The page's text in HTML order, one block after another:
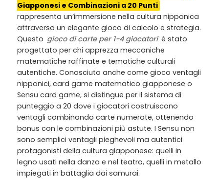
Giapponesi e Combinazioni a 20 Punti
rappresenta un’immersione nella cultura nipponica
attraverso un elegante gioco di calcolo e strategia.
Questo gioco di carte per 1-4 giocatori è stato
progettato per chi apprezza meccaniche
matematiche raffinate e tematiche culturali
autentiche. Conosciuto anche come gioco ventagli
nipponici, card game matematico giapponese o
Sensu card game, si distingue per il sistema di
punteggio a 20 dove i giocatori costruiscono
ventagli combinando carte numerate, ottenendo
bonus con le combinazioni più astute. I Sensu non
sono semplici ventagli pieghevoli ma autentici
protagonisti della cultura giapponese: quelli in
legno usati nella danza e nel teatro, quelli in metallo
impiegati in battaglia dai samurai.